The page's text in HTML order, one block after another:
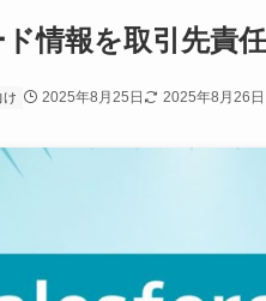
ド情報を取引先責
け 2025年8月25日 2025年8月26日